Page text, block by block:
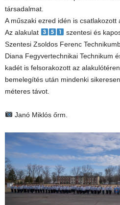
társadalmat.
A műszaki ezred idén is csatlakozott
Az alakulat
szentesi és
Szentesi Zsoldos Ferenc
Diana Fegyvertechnikai Technikum
kadét is felsorakozott az
bemelegítés után mindenki
méteres távot.
Janó Miklós őrm.